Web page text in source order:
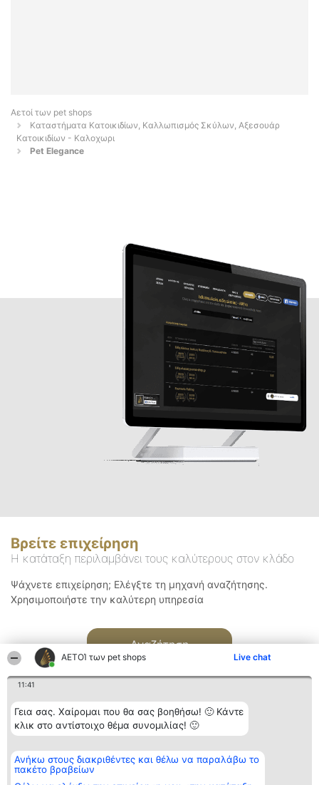
ΑΕΤΟΊ των pet shops Live chat
11:41
Γεια σας. Χαίρομαι που θα σας βοηθήσω! 🙂 Κάντε
κλικ στο αντίστοιχο θέμα συνομιλίας! 🙂
Ανήκω στους διακριθέντες και θέλω να παραλάβω το
πακέτο βραβείων
Αετοί των pet shops
Καταστήματα Κατοικιδίων, Καλλωπισμός Σκύλων, Αξεσουάρ
Κατοικιδίων - Καλοχωρι
Pet Elegance
Βρείτε επιχείρηση
Η κατάταξη περιλαμβάνει τους καλύτερους στον κλάδο
Ψάχνετε επιχείρηση; Ελέγξτε τη μηχανή αναζήτησης.
Χρησιμοποιήστε την καλύτερη υπηρεσία
Αναζήτηση
Διοργανωτής της
κατάταξης
BEAUTIFUL COMPANY
Κατάταξη
Διακριθέντες
των
Επικοινωνία
Επικοινωνία